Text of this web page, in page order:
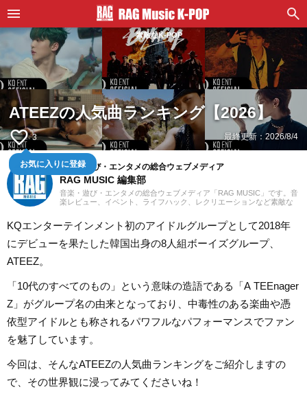
素敵なK-POP
ATEEZの人気曲ランキング【2026】
favorite_border 3
お気に入りに登録
最終更新： 2026/8/4
音楽・遊び・エンタメの総合ウェブメディア
RAG MUSIC 編集部
音楽・遊び・エンタメの総合ウェブメディア「RAG MUSIC」です。音
楽レビュー、イベント、ライフハック、レクリエーションなど素敵な
KQエンターテインメント初のアイドルグループとして2018年
にデビューを果たした韓国出身の8人組ボーイズグループ、
ATEEZ。
「10代のすべてのもの」という意味の造語である「A TEEnager
Z」がグループ名の由来となっており、中毒性のある楽曲や憑
依型アイドルとも称されるパワフルなパフォーマンスでファン
を魅了しています。
今回は、そんなATEEZの人気曲ランキングをご紹介しますの
で、その世界観に浸ってみてくださいね！